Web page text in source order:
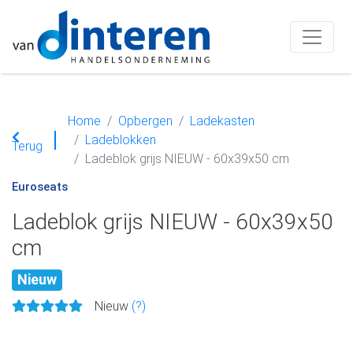
Terug
Home Opbergen
Ladekasten
Ladeblokken
Ladeblok grijs NIEUW - 60x39x50 cm
Euroseats
Ladeblok grijs NIEUW - 60x39x50
cm
Nieuw
Nieuw (?)